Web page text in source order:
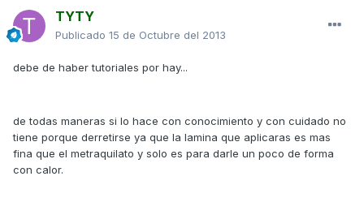
TYTY
Publicado 15 de Octubre del 2013
debe de haber tutoriales por hay...
de todas maneras si lo hace con conocimiento y con cuidado no
tiene porque derretirse ya que la lamina que aplicaras es mas
fina que el metraquilato y solo es para darle un poco de forma
con calor.